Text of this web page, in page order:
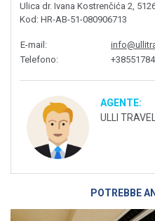
Ulica dr. Ivana Kostrenčića 2,
Kod : HR-AB-51-080906713
E-mail :
Telefono:
AGENTE:
ULLI
POTREBBE